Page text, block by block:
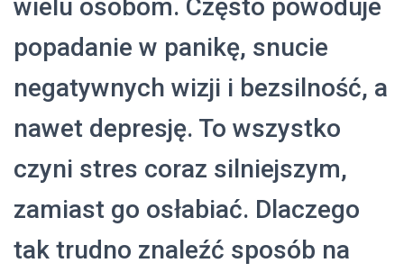
wielu osobom. Często powoduje
popadanie w panikę, snucie
negatywnych wizji i bezsilność, a
nawet depresję. To wszystko
czyni stres coraz silniejszym,
zamiast go osłabiać. Dlaczego
tak trudno znaleźć sposób na